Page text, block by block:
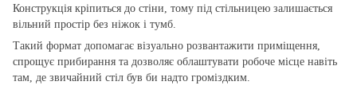
Конструкція кріпиться до стіни, тому під стільницею залишається
вільний простір без ніжок і тумб.
Такий формат допомагає візуально розвантажити приміщення,
спрощує прибирання та дозволяє облаштувати робоче місце навіть
там, де звичайний стіл був би надто громіздким.